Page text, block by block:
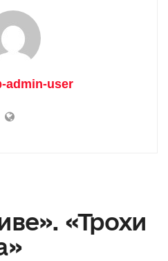
admin-user
«Трохи